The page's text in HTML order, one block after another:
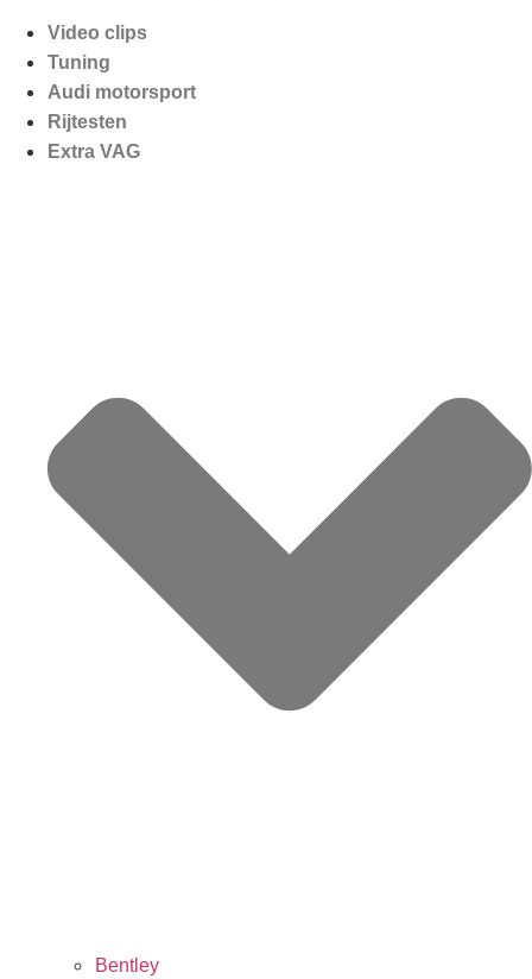
Video clips
Tuning
Audi motorsport
Rijtesten
Extra VAG
Bentley